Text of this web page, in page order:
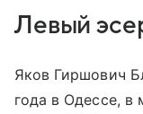
Левый
Яков Гиршович
года в Одессе, в